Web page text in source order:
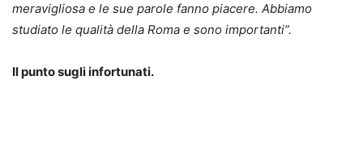
meravigliosa e le sue parole fanno piacere. Abbiamo
studiato le qualità della Roma e sono importanti”.
Il punto sugli infortunati.